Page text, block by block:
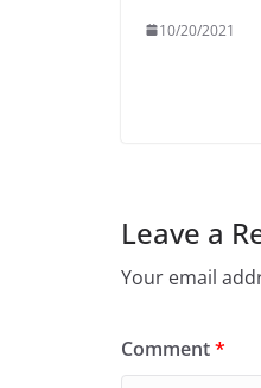
10/20/2021
Leave a
Your email
Comment*